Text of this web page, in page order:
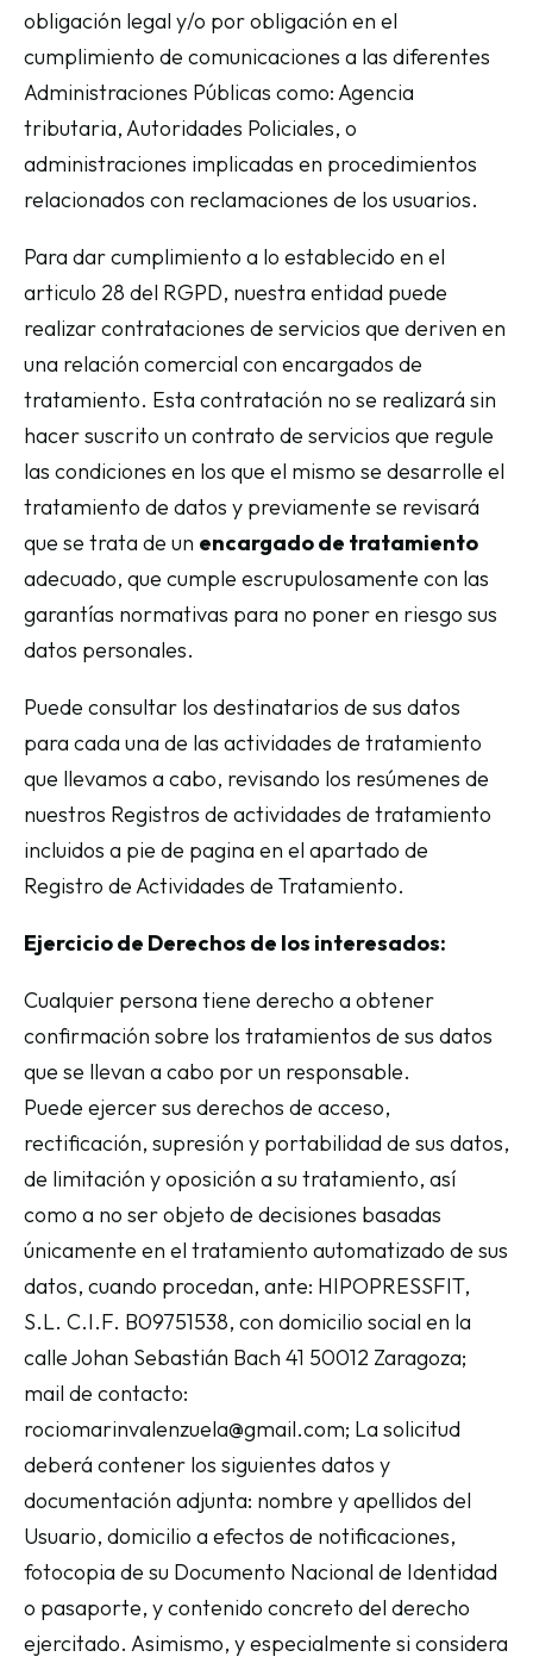
obligación legal y/o por obligación en el
cumplimiento de comunicaciones a las diferentes
Administraciones Públicas como: Agencia
tributaria, Autoridades Policiales, o
administraciones implicadas en procedimientos
relacionados con reclamaciones de los usuarios.
Para dar cumplimiento a lo establecido en el
articulo 28 del RGPD, nuestra entidad puede
realizar contrataciones de servicios que deriven en
una relación comercial con encargados de
tratamiento. Esta contratación no se realizará sin
hacer suscrito un contrato de servicios que regule
las condiciones en los que el mismo se desarrolle el
tratamiento de datos y previamente se revisará
que se trata de un encargado de tratamiento
adecuado, que cumple escrupulosamente con las
garantías normativas para no poner en riesgo sus
datos personales.
Puede consultar los destinatarios de sus datos
para cada una de las actividades de tratamiento
que llevamos a cabo, revisando los resúmenes de
nuestros Registros de actividades de tratamiento
incluidos a pie de pagina en el apartado de
Registro de Actividades de Tratamiento.
Ejercicio de Derechos de los interesados:
Cualquier persona tiene derecho a obtener
confirmación sobre los tratamientos de sus datos
que se llevan a cabo por un responsable.
Puede ejercer sus derechos de acceso,
rectificación, supresión y portabilidad de sus datos,
de limitación y oposición a su tratamiento, así
como a no ser objeto de decisiones basadas
únicamente en el tratamiento automatizado de sus
datos, cuando procedan, ante: HIPOPRESSFIT,
S.L. C.I.F. B09751538, con domicilio social en la
calle Johan Sebastián Bach 41 50012 Zaragoza;
mail de contacto:
rociomarinvalenzuela@gmail.com; La solicitud
deberá contener los siguientes datos y
documentación adjunta: nombre y apellidos del
Usuario, domicilio a efectos de notificaciones,
fotocopia de su Documento Nacional de Identidad
o pasaporte, y contenido concreto del derecho
ejercitado. Asimismo, y especialmente si considera